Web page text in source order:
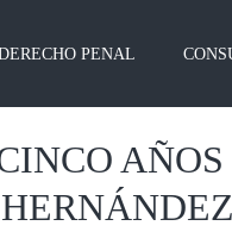
PENAL